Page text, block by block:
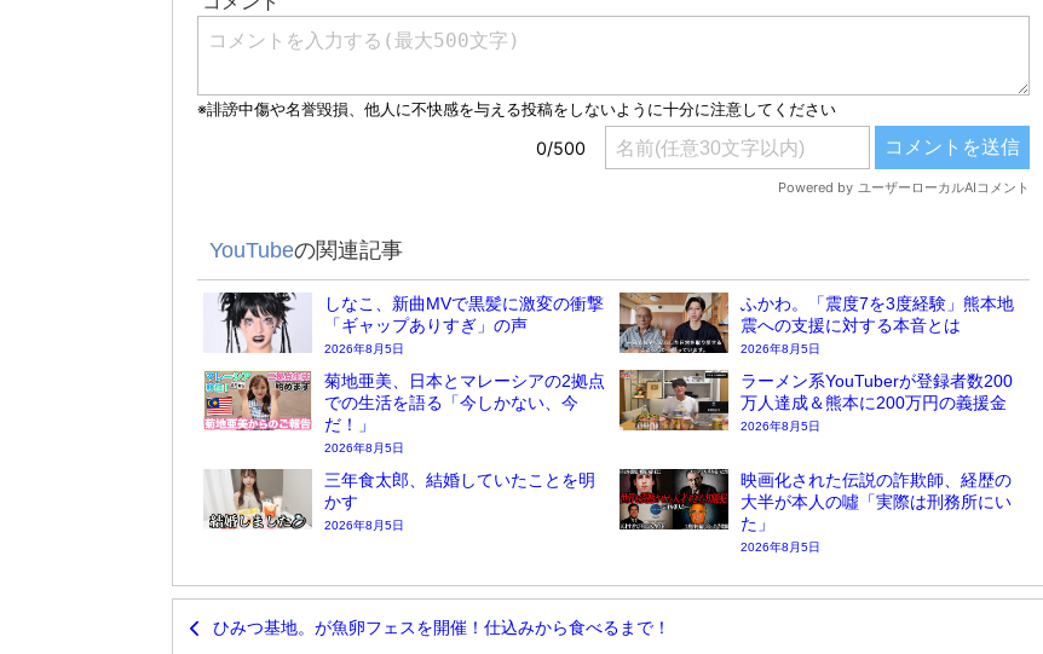
YouTubeの関連記事
しなこ、新曲MVで黒髪に激変の衝撃
「ギャップありすぎ」の声
2026年8月5日
ふかわ。「震度7を3度経験」熊本地
震への支援に対する本音とは
2026年8月5日
菊地亜美、日本とマレーシアの2拠点
での生活を語る「今しかない、今
だ！」
2026年8月5日
ラーメン系YouTuberが登録者数200
万人達成＆熊本に200万円の義援金
2026年8月5日
三年食太郎、結婚していたことを明
かす
2026年8月5日
映画化された伝説の詐欺師、経歴の
大半が本人の噓「実際は刑務所にい
た」
2026年8月5日
ひみつ基地。が魚卵フェスを開催！仕込みから食べるまで！